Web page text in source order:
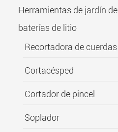
Herramientas de jardín de
baterías de litio
Recortadora de cuerdas
Cortacésped
Cortador de pincel
Soplador